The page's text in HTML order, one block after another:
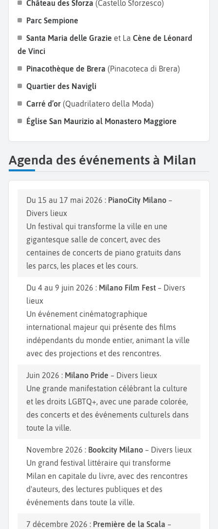
Château des Sforza (Castello Sforzesco)
Parc Sempione
Santa Maria delle Grazie et La Cène de Léonard
de Vinci
Pinacothèque de Brera (Pinacoteca di Brera)
Quartier des Navigli
Carré d’or (Quadrilatero della Moda)
Église San Maurizio al Monastero Maggiore
Agenda des événements à Milan
Du 15 au 17 mai 2026 : PianoCity Milano –
Divers lieux
Un festival qui transforme la ville en une
gigantesque salle de concert, avec des
centaines de concerts de piano gratuits dans
les parcs, les places et les cours.
Du 4 au 9 juin 2026 : Milano Film Fest – Divers
lieux
Un événement cinématographique
international majeur qui présente des films
indépendants du monde entier, animant la ville
avec des projections et des rencontres.
Juin 2026 : Milano Pride – Divers lieux
Une grande manifestation célébrant la culture
et les droits LGBTQ+, avec une parade colorée,
des concerts et des événements culturels dans
toute la ville.
Novembre 2026 : Bookcity Milano – Divers lieux
Un grand festival littéraire qui transforme
Milan en capitale du livre, avec des rencontres
d'auteurs, des lectures publiques et des
événements dans toute la ville.
7 décembre 2026 : Première de la Scala –